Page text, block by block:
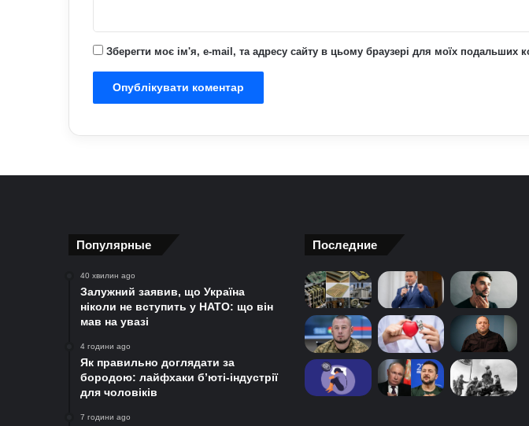
Зберегти моє ім'я, e-mail, та адресу сайту в цьому браузері для моїх подальших
Популярные
40 хвилин ago
Залужний заявив, що Україна
ніколи не вступить у НАТО: що він
мав на увазі
4 години ago
Як правильно доглядати за
бородою: лайфхаки б’юті-індустрії
для чоловіків
7 години ago
Последние